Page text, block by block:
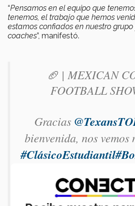
“Pensamos en el equipo que
tenemos, el trabajo que hemos
estamos confiados en nuestro grupo
coaches”, manifestó.
🏈 | MEXICAN
FOOTBALL
Gracias
bienvenida, nos vemos
#ClásicoEstudiantil
📸 IG: marlhenvaldes